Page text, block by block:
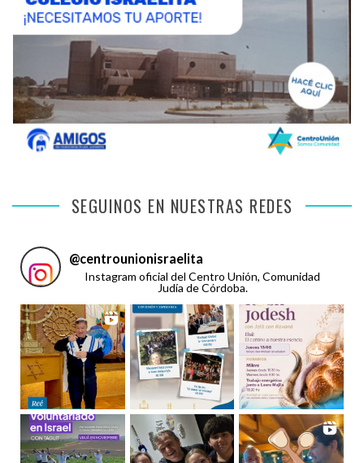
SEGUINOS EN NUESTRAS REDES
@centrounionisraelita
Instagram oficial del Centro Unión, Comunidad
Judía de Córdoba.